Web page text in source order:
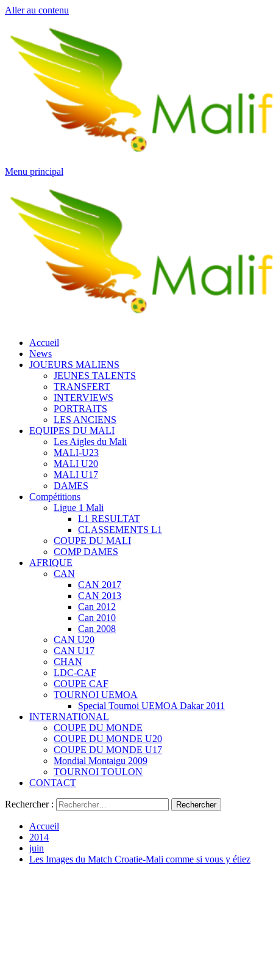
Aller au contenu
Menu principal
Accueil
News
JOUEURS MALIENS
JEUNES TALENTS
TRANSFERT
INTERVIEWS
PORTRAITS
LES ANCIENS
EQUIPES DU MALI
Les Aigles du Mali
MALI-U23
MALI U20
MALI U17
DAMES
Compétitions
Ligue 1 Mali
L1 RESULTAT
CLASSEMENTS L1
COUPE DU MALI
COMP DAMES
AFRIQUE
CAN
CAN 2017
CAN 2013
Can 2012
Can 2010
Can 2008
CAN U20
CAN U17
CHAN
LDC-CAF
COUPE CAF
TOURNOI UEMOA
Special Tournoi UEMOA Dakar 2011
INTERNATIONAL
COUPE DU MONDE
COUPE DU MONDE U20
COUPE DU MONDE U17
Mondial Montaigu 2009
TOURNOI TOULON
CONTACT
Rechercher :
Accueil
2014
juin
Les Images du Match Croatie-Mali comme si vous y étiez